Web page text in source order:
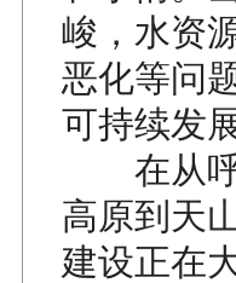
峻，水资
恶化等问
可持续发
在从呼
高原到天
建设正在